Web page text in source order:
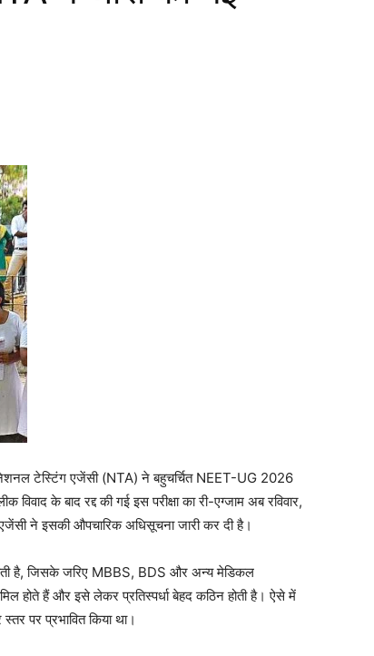
टेस्टिंग एजेंसी (NTA) ने बहुचर्चित NEET-UG 2026
विवाद के बाद रद्द की गई इस परीक्षा का री-एग्जाम अब रविवार,
ने इसकी औपचारिक अधिसूचना जारी कर दी है।
है, जिसके जरिए MBBS, BDS और अन्य मेडिकल
होते हैं और इसे लेकर प्रतिस्पर्धा बेहद कठिन होती है। ऐसे में
पर प्रभावित किया था।